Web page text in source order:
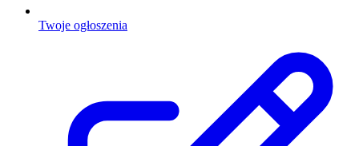
Twoje ogłoszenia